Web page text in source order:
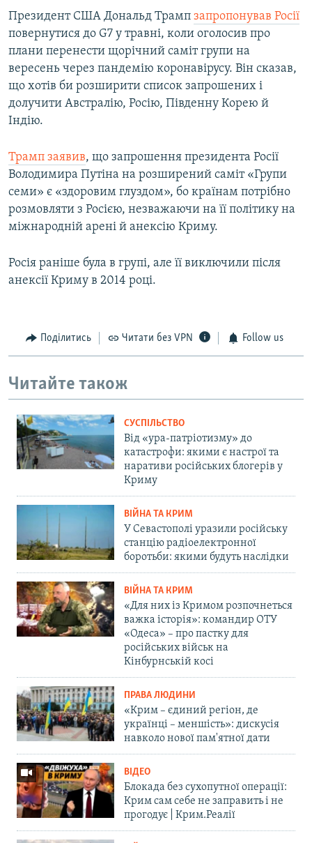
Президент США Дональд Трамп запропонував Росії
повернутися до G7 у травні, коли оголосив про
плани перенести щорічний саміт групи на
вересень через пандемію коронавірусу. Він сказав,
що хотів би розширити список запрошених і
долучити Австралію, Росію, Південну Корею й
Індію.
Трамп заявив, що запрошення президента Росії
Володимира Путіна на розширений саміт «Групи
семи» є «здоровим глуздом», бо країнам потрібно
розмовляти з Росією, незважаючи на її політику на
міжнародній арені й анексію Криму.
Росія раніше була в групі, але її виключили після
анексії Криму в 2014 році.
Поділитись Читати без VPN Follow us
Читайте також
СУСПІЛЬСТВО
Від «ура-патріотизму» до
катастрофи: якими є настрої та
наративи російських блогерів у
Криму
ВІЙНА ТА КРИМ
У Севастополі уразили російську
станцію радіоелектронної
боротьби: якими будуть наслідки
ВІЙНА ТА КРИМ
«Для них із Кримом розпочнеться
важка історія»: командир ОТУ
«Одеса» – про пастку для
російських військ на
Кінбурнській косі
ПРАВА ЛЮДИНИ
«Крим – єдиний регіон, де
українці – меншість»: дискусія
навколо нової пам'ятної дати
ВІДЕО
Блокада без сухопутної операції:
Крим сам себе не заправить і не
прогодує | Крим.Реалії